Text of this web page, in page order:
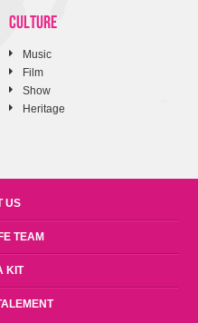
CULTURE
Music
Film
Show
Heritage
US
TEAM
KIT